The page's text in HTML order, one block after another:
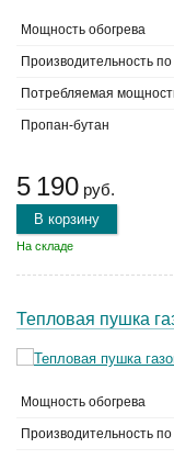
Мощность обогрева
Производительность по
Потребляемая
Пропан-бутан
5 190 руб.
В корзину
На складе
Тепловая пушка
Мощность обогрева
Производительность по